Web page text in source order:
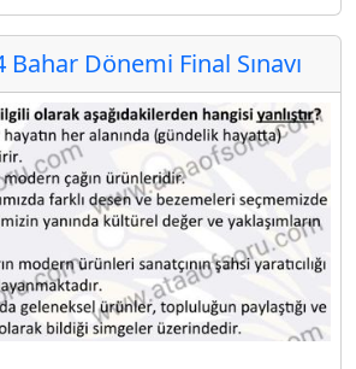
Dönemi Final Sınavı